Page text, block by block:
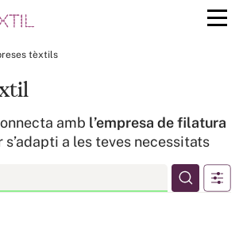
tèxtils
amb l’empresa de filatura
s’adapti a les teves necessitats